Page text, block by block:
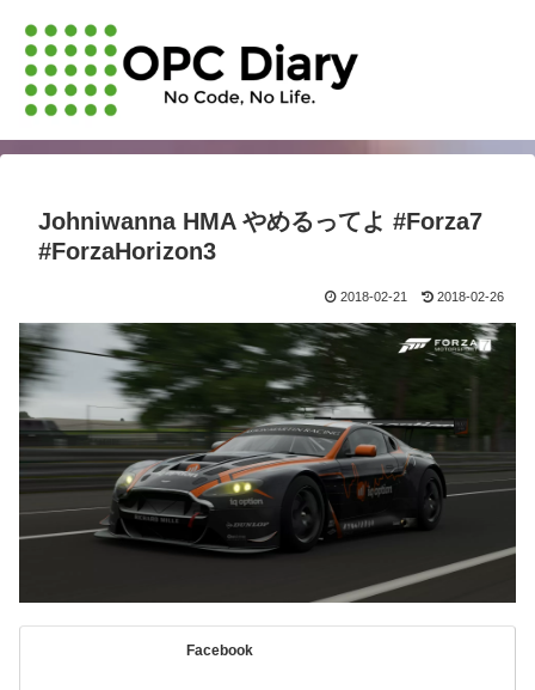
Johniwanna HMA やめるってよ #Forza7
#ForzaHorizon3
2018-02-21 2018-02-26
Facebook